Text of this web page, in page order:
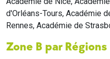
d'Orléans-Tours, Académie
Rennes, Académie de
Zone B par Régions